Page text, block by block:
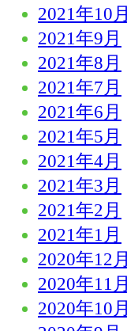
2021年10月
2021年9月
2021年8月
2021年7月
2021年6月
2021年5月
2021年4月
2021年3月
2021年2月
2021年1月
2020年12月
2020年11月
2020年10月